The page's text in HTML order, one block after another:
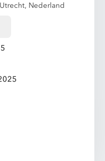
Nederland